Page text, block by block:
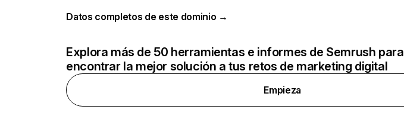
Datos completos de este dominio →
Explora más de 50 herramientas e informes de Semrush para
encontrar la mejor solución a tus retos de marketing digital
Empieza